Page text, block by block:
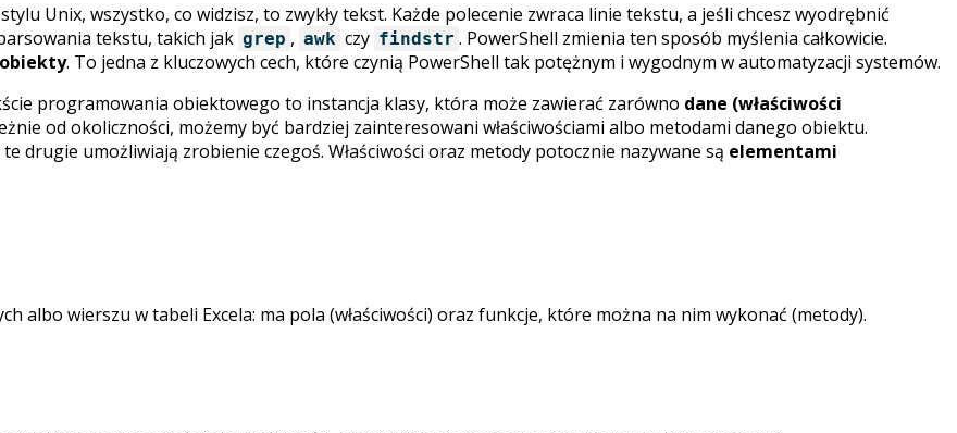
Unix, wszystko, co widzisz, to zwykły tekst. Każde polecenie zwraca linie tekstu, a jeśli chcesz wyodrębnić
tekstu, takich jak grep , awk czy findstr . PowerShell zmienia ten sposób myślenia całkowicie.
obiekty. To jedna z kluczowych cech, które czynią PowerShell tak potężnym i wygodnym w automatyzacji systemów.
programowania obiektowego to instancja klasy, która może zawierać zarówno dane (właściwości
od okoliczności, możemy być bardziej zainteresowani właściwościami albo metodami danego obiektu.
drugie umożliwiają zrobienie czegoś. Właściwości oraz metody potocznie nazywane są elementami
albo wierszu w tabeli Excela: ma pola (właściwości) oraz funkcje, które można na nim wykonać (metody).